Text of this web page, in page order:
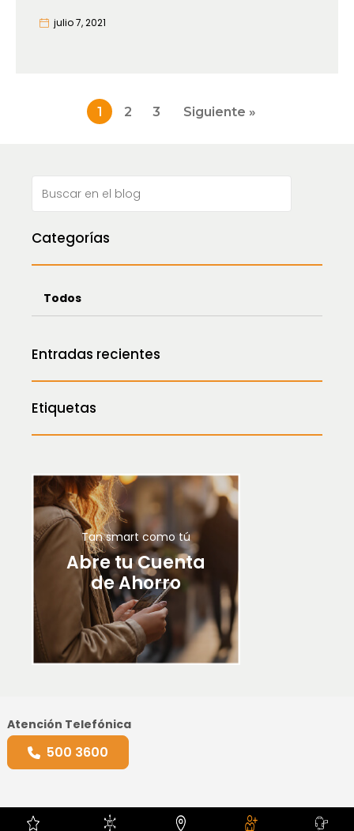
Categorías
Todos
Entradas recientes
Etiquetas
Tan smart como tú
Abre tu Cuenta
de Ahorro
julio 7, 2021
Paginación
de
1 2 3 Siguiente »
Atención Telefónica
500 3600